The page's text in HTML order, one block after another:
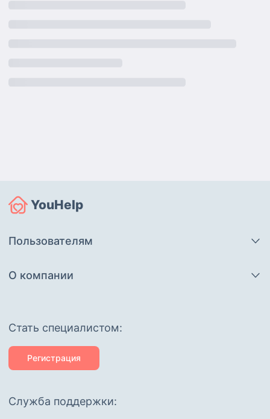
YouHelp
Пользователям
О компании
Cтать специалистом:
Регистрация
Служба поддержки: